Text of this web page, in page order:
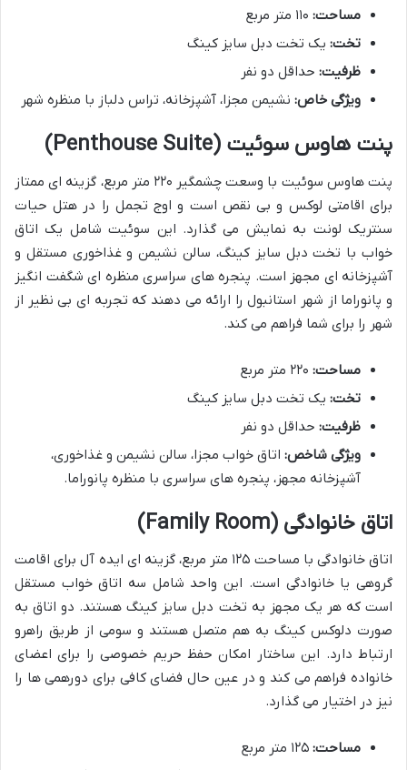
مساحت:
تخت: یک تخت دبل سایز کینگ
ظرفیت: حداقل دو نفر
ویژگی خاص: نشیمن مجزا، آشپزخانه، تراس دلباز با منظره شهر
پنت هاوس سوئیت (Penthouse Suite)
پنت هاوس سوئیت با وسعت چشمگیر ۲۲۰ متر مربع، گزینه ای ممتاز
برای اقامتی لوکس و بی نقص است و اوج تجمل را در هتل حیات
سنتریک لونت به نمایش می گذارد. این سوئیت شامل یک اتاق
خواب با تخت دبل سایز کینگ، سالن نشیمن و غذاخوری مستقل و
آشپزخانه ای مجهز است. پنجره های سراسری منظره ای شگفت انگیز
و پانوراما از شهر استانبول را ارائه می دهند که تجربه ای بی نظیر از
شهر را برای شما فراهم می کند.
مساحت:
تخت: یک تخت دبل سایز کینگ
ظرفیت: حداقل دو نفر
ویژگی شاخص: اتاق خواب مجزا، سالن نشیمن و غذاخوری،
آشپزخانه مجهز، پنجره های سراسری با منظره پانوراما.
اتاق خانوادگی (Family Room)
اتاق خانوادگی با مساحت ۱۲۵ متر مربع، گزینه ای ایده آل برای اقامت
گروهی یا خانوادگی است. این واحد شامل سه اتاق خواب مستقل
است که هر یک مجهز به تخت دبل سایز کینگ هستند. دو اتاق به
صورت دلوکس کینگ به هم متصل هستند و سومی از طریق راهرو
ارتباط دارد. این ساختار امکان حفظ حریم خصوصی را برای اعضای
خانواده فراهم می کند و در عین حال فضای کافی برای دورهمی ها را
نیز در اختیار می گذارد.
مساحت: